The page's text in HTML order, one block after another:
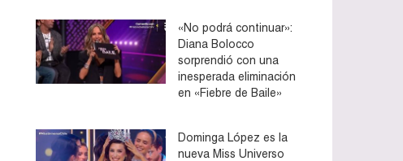
«No podrá continuar»:
Diana Bolocco
sorprendió con una
inesperada eliminación
en «Fiebre de Baile»
Dominga López es la
nueva Miss Universo